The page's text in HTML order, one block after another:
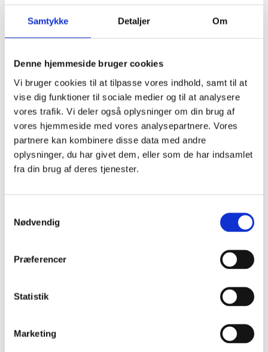
Samtykke Detaljer Om
Denne hjemmeside bruger cookies
Vi bruger cookies til at tilpasse vores indhold, samt til at
vise dig funktioner til sociale medier og til at analysere
vores trafik. Vi deler også oplysninger om din brug af
vores hjemmeside med vores analysepartnere. Vores
partnere kan kombinere disse data med andre
oplysninger, du har givet dem, eller som de har indsamlet
fra din brug af deres tjenester.
Nødvendig
Præferencer
Statistik
Marketing
Sundhedsinnovation, der gør gavn
Vælg det rette samarbejde
CE-mærkning og risikoklasser
Materialebank
Materialebank revideret
Nye roller og ændring af arbejdsgange
Sådan beskriver I jeres projektcase
Sundhedsinnovation, der gør gavn
Tema: Covid-19
Vælg det rette afsæt for din projektcase
CHIs Årsberetning 2020-2021
CHIs Årsberetning 2022-2023
Cobox
Events
Kontakt
Sådan beskytter I jeres ide
SFI: Få hjælp af studerende
Studerende
Undervisere
Sundhedsprofessionelle
Design For Health Event